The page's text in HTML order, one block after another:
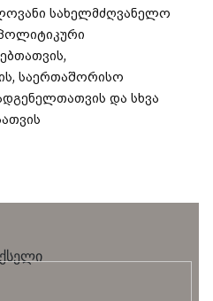
სახელმძღვანელო
საერთაშორისო
და სხვა